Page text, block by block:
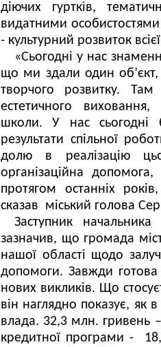
діючих гуртків,
видатними
- культурний розвиток
«Сьогодні у нас
що ми здали один об’єкт,
творчого розвитку.
естетичного
школи. У нас сьогодні
результати спільної
долю в реалізацію
організаційна
протягом останніх
сказав міський голова
Заступник
зазначив, що громада
нашої області щодо
допомоги. Завжди
нових викликів. Що
він наглядно показує, як
влада. 32,3 млн. гривень
кредитної програми -